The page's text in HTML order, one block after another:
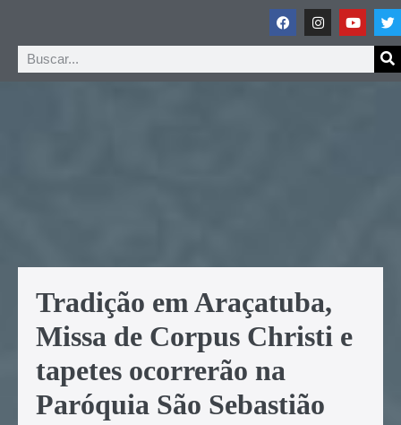
Tradição em Araçatuba,
Missa de Corpus Christi e
tapetes ocorrerão na
Paróquia São Sebastião